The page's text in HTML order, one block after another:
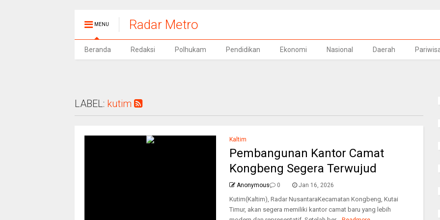
MENU Radar Metro
Beranda Redaksi Polhukam Pendidikan Ekonomi Nasional Daerah
LABEL: kutim
Kaltim
Pembangunan Kantor Camat
Kongbeng Segera Terwujud
Anonymous 0 Jan 16, 2026
Kutim(Kaltim), Radar NusantaraKecamatan Kongbeng, Kutai
Timur, akan segera memiliki kantor camat baru yang lebih